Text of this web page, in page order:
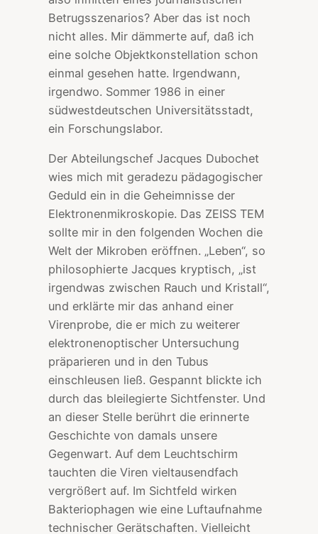
Betrugsszenarios? Aber das ist noch
nicht alles. Mir dämmerte auf, daß ich
eine solche Objektkonstellation schon
einmal gesehen hatte. Irgendwann,
irgendwo. Sommer 1986 in einer
südwestdeutschen Universitätsstadt,
ein Forschungslabor.
Der Abteilungschef Jacques Dubochet
wies mich mit geradezu pädagogischer
Geduld ein in die Geheimnisse der
Elektronenmikroskopie. Das ZEISS TEM
sollte mir in den folgenden Wochen die
Welt der Mikroben eröffnen. „Leben“, so
philosophierte Jacques kryptisch, „ist
irgendwas zwischen Rauch und Kristall“,
und erklärte mir das anhand einer
Virenprobe, die er mich zu weiterer
elektronenoptischer Untersuchung
präparieren und in den Tubus
einschleusen ließ. Gespannt blickte ich
durch das bleilegierte Sichtfenster. Und
an dieser Stelle berührt die erinnerte
Geschichte von damals unsere
Gegenwart. Auf dem Leuchtschirm
tauchten die Viren vieltausendfach
vergrößert auf. Im Sichtfeld wirken
Bakteriophagen wie eine Luftaufnahme
technischer Gerätschaften. Vielleicht